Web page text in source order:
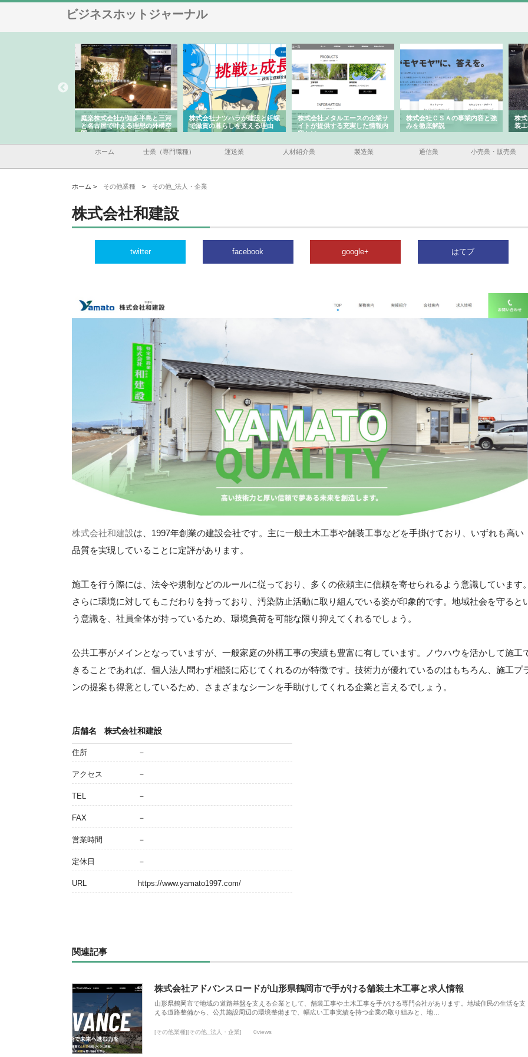
ビジネスホットジャーナル
庭楽株式会社が知多半島と三河
と名古屋で叶える理想の外構空
間
株式会社ナツハラが建設と鋲螺
で滋賀の暮らしを支える理由
株式会社メタルエースの企業サ
イトが提供する充実した情報内
容とは
株式会社ＣＳＡの事業内容と強
みを徹底解説
株
装
ホーム 士業（専門職種） 運送業 人材紹介業 製造業 通信業 小売業・販売業
ホーム > その他業種 > その他_法人・企業
株式会社和建設
twitter facebook google+ はてブ
株式会社和建設は、1997年創業の建設会社です。主に一般土木工事や舗装工事などを手掛けており、いずれも高い
品質を実現していることに定評があります。
施工を行う際には、法令や規制などのルールに従っており、多くの依頼主に信頼を寄せられるよう意識しています。
さらに環境に対してもこだわりを持っており、汚染防止活動に取り組んでいる姿が印象的です。地域社会を守ると
う意識を、社員全体が持っているため、環境負荷を可能な限り抑えてくれるでしょう。
公共工事がメインとなっていますが、一般家庭の外構工事の実績も豊富に有しています。ノウハウを活かして施工
きることであれば、個人法人問わず相談に応じてくれるのが特徴です。技術力が優れているのはもちろん、施工プ
ンの提案も得意としているため、さまざまなシーンを手助けしてくれる企業と言えるでしょう。
店舗名 株式会社和建設
住所 －
アクセス －
TEL －
FAX －
営業時間 －
定休日 －
URL https://www.yamato1997.com/
関連記事
株式会社アドバンスロードが山形県鶴岡市で手がける舗装土木工事と求人情報
山形県鶴岡市で地域の道路基盤を支える企業として、舗装工事や土木工事を手がける専門会社があります。地域住民の生活を支
える道路整備から、公共施設周辺の環境整備まで、幅広い工事実績を持つ企業の取り組みと、地…
[その他業種][その他_法人・企業] 0views